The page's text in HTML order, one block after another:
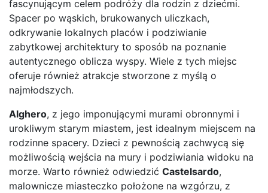
fascynującym celem podróży dla rodzin z dziećmi.
Spacer po wąskich, brukowanych uliczkach,
odkrywanie lokalnych placów i podziwianie
zabytkowej architektury to sposób na poznanie
autentycznego oblicza wyspy. Wiele z tych miejsc
oferuje również atrakcje stworzone z myślą o
najmłodszych.
Alghero, z jego imponującymi murami obronnymi i
urokliwym starym miastem, jest idealnym miejscem na
rodzinne spacery. Dzieci z pewnością zachwycą się
możliwością wejścia na mury i podziwiania widoku na
morze. Warto również odwiedzić Castelsardo,
malownicze miasteczko położone na wzgórzu, z